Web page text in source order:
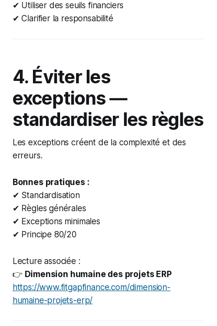
✔ Utiliser des seuils financiers
✔ Clarifier la responsabilité
4. Éviter les
exceptions —
standardiser les règles
Les exceptions créent de la complexité et des
erreurs.
Bonnes pratiques :
✔ Standardisation
✔ Règles générales
✔ Exceptions minimales
✔ Principe 80/20
Lecture associée :
👉 Dimension humaine des projets ERP
https://www.fitgapfinance.com/dimension-
humaine-projets-erp/